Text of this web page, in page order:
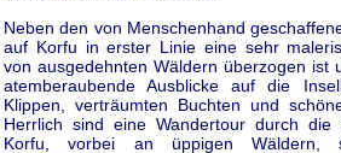
Neben den von Menschenhand
auf Korfu in erster Linie eine sehr
von ausgedehnten Wäldern überzogen ist
atemberaubende Ausblicke auf die
Klippen, verträumten Buchten und
Herrlich sind eine Wandertour durch die
Korfu, vorbei an üppigen Wäldern,